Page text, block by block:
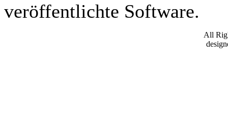
veröffentlichte Software.
All